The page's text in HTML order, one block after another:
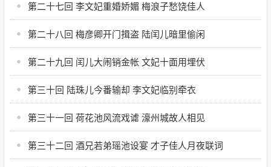
第二十七回 李文妃重婚娇媚 梅浪子愁饶佳人
第二十八回 梅彦卿开门揖盗 陆闰儿暗里偷闲
第二十九回 闰儿大闹销金帐 文妃十面用埋伏
第三十回 陆珠儿今番输却 李文妃临别牵衣
第三十一回 荷花池风流戏谑 濠州城故人相见
第三十二回 酒兄若弟瑶池设宴 才子佳人月夜联词